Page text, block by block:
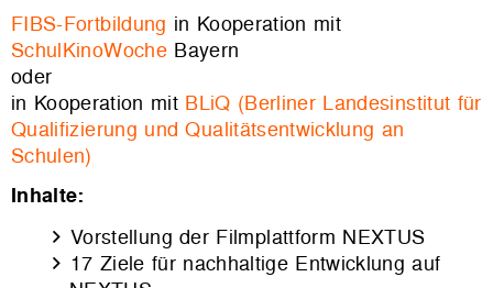
FIBS-Fortbildung in Kooperation mit
SchulKinoWocheBayern
oder
in Kooperation mit BLiQ (Berliner Landesinstitut für
Qualifizierung und Qualitätsentwicklung an
Schulen)
Inhalte:
Vorstellung der Filmplattform NEXTUS
17 Ziele für nachhaltige Entwicklung auf